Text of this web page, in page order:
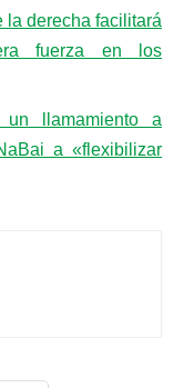
la derecha facilitará
fuerza en los
llamamiento a
a «flexibilizar